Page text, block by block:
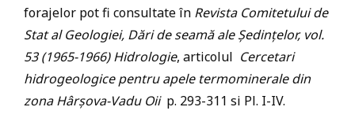
forajelor pot fi consultate în Revista Comitetului de
Stat al Geologiei, Dări de seamă ale Ședințelor, vol.
53 (1965-1966) Hidrologie, articolul Cercetari
hidrogeologice pentru apele termominerale din
zona Hârșova-Vadu Oii p. 293-311 si Pl. I-IV.